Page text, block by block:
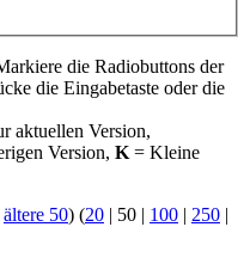
die Radiobuttons der
die Eingabetaste oder die
aktuellen Version,
Version, K = Kleine
ältere 50) (20 | 50 | 100 | 250 |